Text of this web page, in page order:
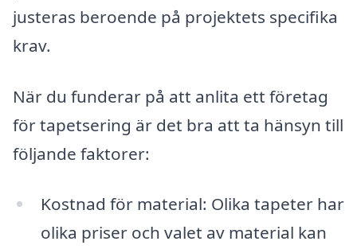
justeras beroende på projektets specifika
krav.
När du funderar på att anlita ett företag
för tapetsering är det bra att ta hänsyn till
följande faktorer:
Kostnad för material: Olika tapeter har
olika priser och valet av material kan